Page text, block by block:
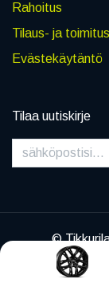
Rahoitus
Tilaus- ja
Evästekäytäntö
Tilaa uutiskirje
©